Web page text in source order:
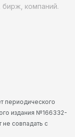
компаний.
периодического
издания №166332-
не совпадать с